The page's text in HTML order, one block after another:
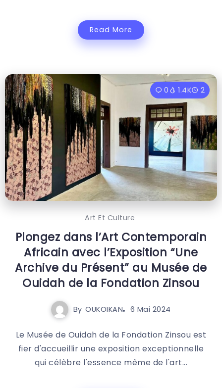
Read More
0 1.4K 2
Art Et Culture
Plongez dans l’Art Contemporain
Africain avec l’Exposition “Une
Archive du Présent” au Musée de
Ouidah de la Fondation Zinsou
By OUKOIKAN 6 Mai 2024
Le Musée de Ouidah de la Fondation Zinsou est
fier d'accueillir une exposition exceptionnelle
qui célèbre l'essence même de l'art...